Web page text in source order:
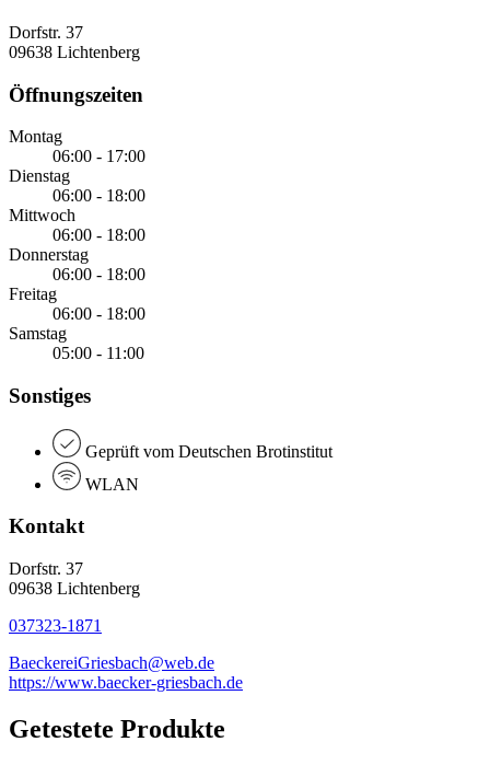
Dorfstr. 37
09638 Lichtenberg
Öffnungszeiten
Montag
06:00 - 17:00
Dienstag
06:00 - 18:00
Mittwoch
06:00 - 18:00
Donnerstag
06:00 - 18:00
Freitag
06:00 - 18:00
Samstag
05:00 - 11:00
Sonstiges
Geprüft vom Deutschen Brotinstitut
WLAN
Kontakt
Dorfstr. 37
09638 Lichtenberg
037323-1871
BaeckereiGriesbach@web.de
https://www.baecker-griesbach.de
Getestete Produkte